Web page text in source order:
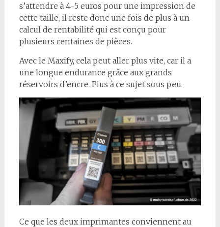
s’attendre à 4-5 euros pour une impression de
cette taille, il reste donc une fois de plus à un
calcul de rentabilité qui est conçu pour
plusieurs centaines de pièces.
Avec le Maxify, cela peut aller plus vite, car il a
une longue endurance grâce aux grands
réservoirs d’encre. Plus à ce sujet sous peu.
Ce que les deux imprimantes conviennent au